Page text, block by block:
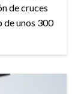
de cruces
de unos 300